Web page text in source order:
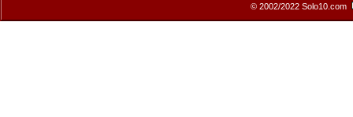
© 2002/2022 Solo10.com